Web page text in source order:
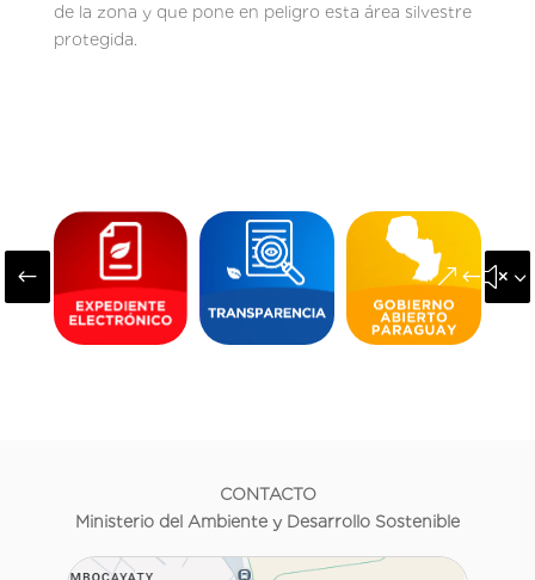
de la zona y que pone en peligro esta área silvestre
protegida.
#
CONTACTO
Ministerio del Ambiente y Desarrollo Sostenible